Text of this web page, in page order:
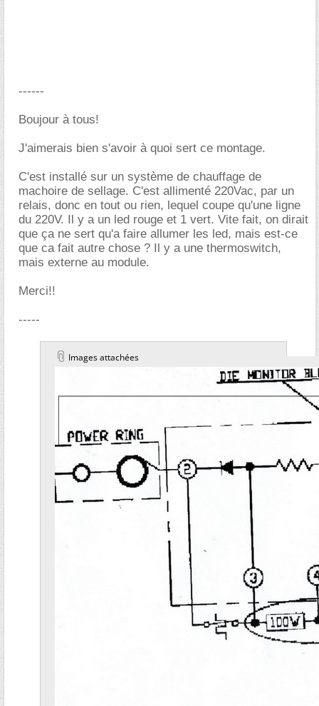
------
Boujour à tous!
J'aimerais bien s'avoir à quoi sert ce montage.
C'est installé sur un système de chauffage de
machoire de sellage. C'est allimenté 220Vac, par un
relais, donc en tout ou rien, lequel coupe qu'une ligne
du 220V. Il y a un led rouge et 1 vert. Vite fait, on dirait
que ça ne sert qu'a faire allumer les led, mais est-ce
que ca fait autre chose ? Il y a une thermoswitch,
mais externe au module.
Merci!!
-----
Images attachées